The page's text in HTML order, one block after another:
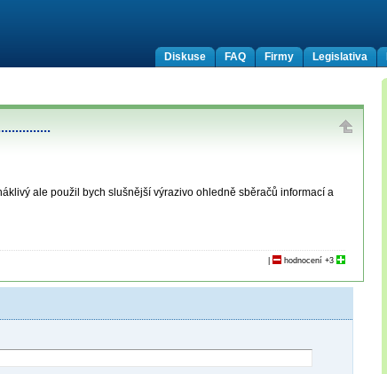
Legislativa
Firmy
FAQ
Diskuse
ale použil bych slušnější výrazivo ohledně sběračů informací a
hodnocení +3